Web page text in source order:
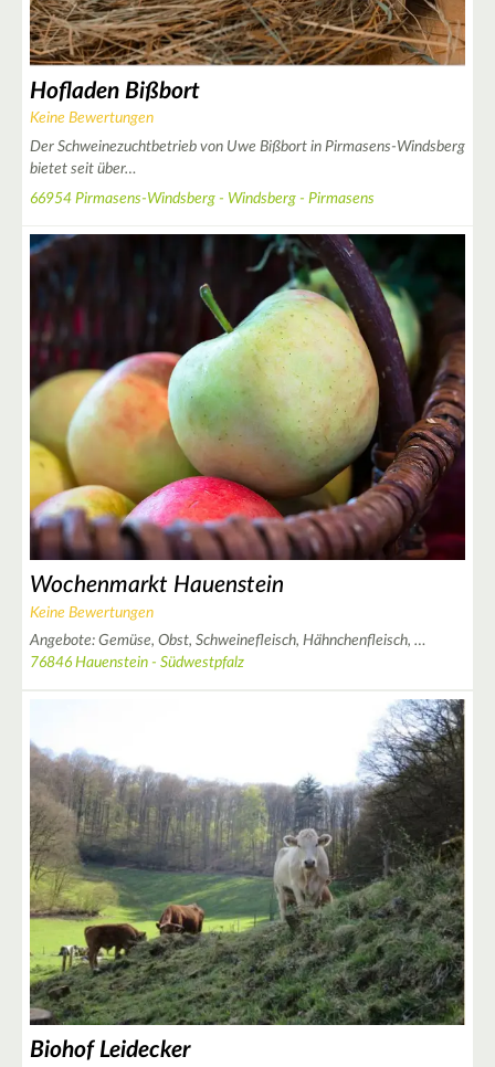
Hofladen Bißbort
Keine Bewertungen
Der Schweinezuchtbetrieb von Uwe Bißbort in Pirmasens-Windsberg
bietet seit über…
66954 Pirmasens-Windsberg - Windsberg - Pirmasens
Wochenmarkt Hauenstein
Keine Bewertungen
Angebote: Gemüse, Obst, Schweinefleisch, Hähnchenfleisch, …
76846 Hauenstein - Südwestpfalz
Biohof Leidecker
2
2
2
3
2